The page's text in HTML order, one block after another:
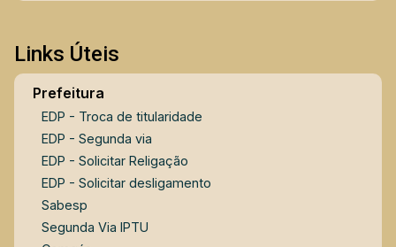
Links Úteis
Prefeitura
EDP - Troca de titularidade
EDP - Segunda via
EDP - Solicitar Religação
EDP - Solicitar desligamento
Sabesp
Segunda Via IPTU